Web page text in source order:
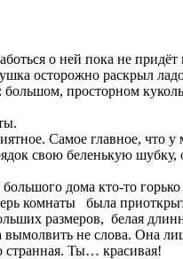
о ней пока не придёт
осторожно раскрыл
просторном
Самое главное, что у
свою беленькую шубку,
дома кто-то горько
комнаты была
размеров, белая
не слова. Она
странная. Ты… красивая!